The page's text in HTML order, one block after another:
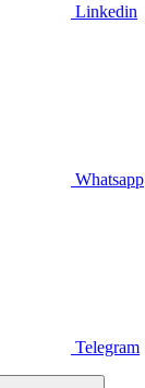
Linkedin
Whatsapp
Telegram